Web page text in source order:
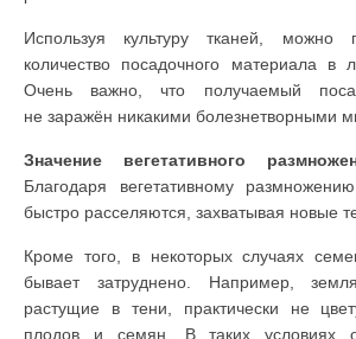
Используя культуру тканей, можно
количество посадочного материала в
Очень важно, что получаемый
не заражён никакими болезнетворными
Значение вегетативного
Благодаря вегетативному
быстро расселяются, захватывая новые
Кроме того, в некоторых случаях
бывает затруднено. Например,
растущие в тени, практически не
плодов и семян. В таких условиях